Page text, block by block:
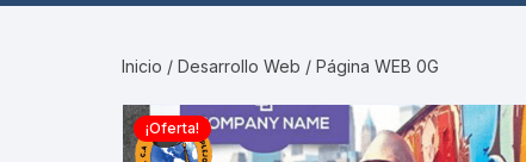
CAMPUS Y AULAS
Inicio / Desarrollo Web / Página WEB 0G
¡Oferta!